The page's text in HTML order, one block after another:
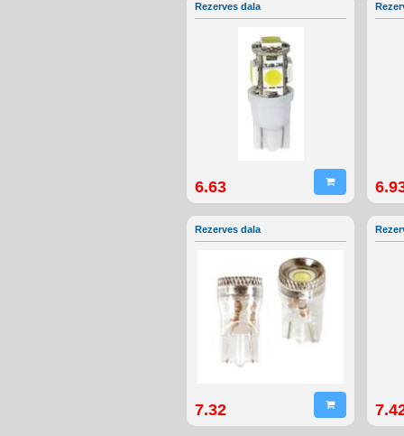
Rezerves dala
6.63
Rezerves dala
7.32